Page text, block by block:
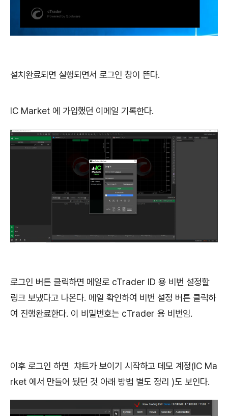
설치완료되면 실행되면서 로그인 창이 뜬다.
IC Market 에 가입했던 이메일 기록한다.
로그인 버튼 클릭하면 메일로 cTrader ID 용 비번 설정할
링크 보냈다고 나온다. 메일 확인하여 비번 설정 버튼 클릭하
여 진행완료한다. 이 비밀번호는 cTrader 용 비번임.
이후 로그인 하면 챠트가 보이기 시작하고 데모 계정(IC Ma
rket 에서 만들어 뒀던 것 아래 방법 별도 정리 )도 보인다.